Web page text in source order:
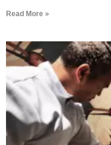
Read More »